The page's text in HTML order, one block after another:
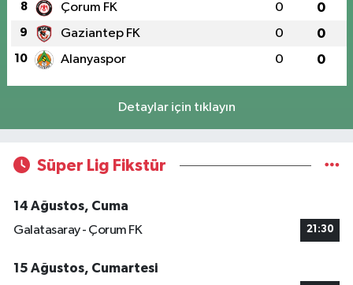
8 Çorum FK 0 0
9 Gaziantep FK 0 0
10 Alanyaspor 0 0
Detaylar için tıklayın
Süper Lig Fikstür
14 Ağustos, Cuma
Galatasaray - Çorum FK
21:30
15 Ağustos, Cumartesi